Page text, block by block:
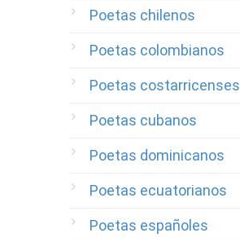
Poetas chilenos
Poetas colombianos
Poetas costarricenses
Poetas cubanos
Poetas dominicanos
Poetas ecuatorianos
Poetas españoles